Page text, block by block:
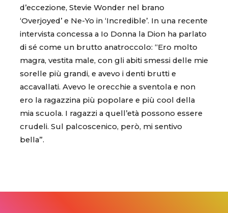
d’eccezione, Stevie Wonder nel brano
‘Overjoyed’ e Ne-Yo in ‘Incredible’. In una recente
intervista concessa a Io Donna la Dion ha parlato
di sé come un brutto anatroccolo: “Ero molto
magra, vestita male, con gli abiti smessi delle mie
sorelle più grandi, e avevo i denti brutti e
accavallati. Avevo le orecchie a sventola e non
ero la ragazzina più popolare e più cool della
mia scuola. I ragazzi a quell’età possono essere
crudeli. Sul palcoscenico, però, mi sentivo
bella”.